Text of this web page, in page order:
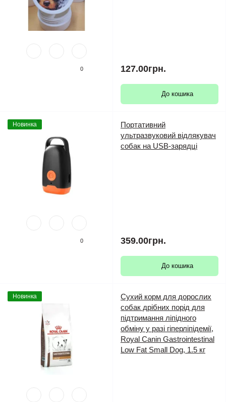
0 127.00грн.
До кошика
Новинка
0
Портативний
ультразвуковий відлякувач
собак на USB-зарядці
359.00грн.
До кошика
Новинка
Сухий корм для дорослих
собак дрібних порід для
підтримання ліпідного
обміну у разі гіперліпідемії,
Royal Canin Gastrointestinal
Low Fat Small Dog, 1.5 кг